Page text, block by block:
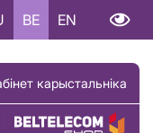
BE EN
карыстальніка
Купіць тавар